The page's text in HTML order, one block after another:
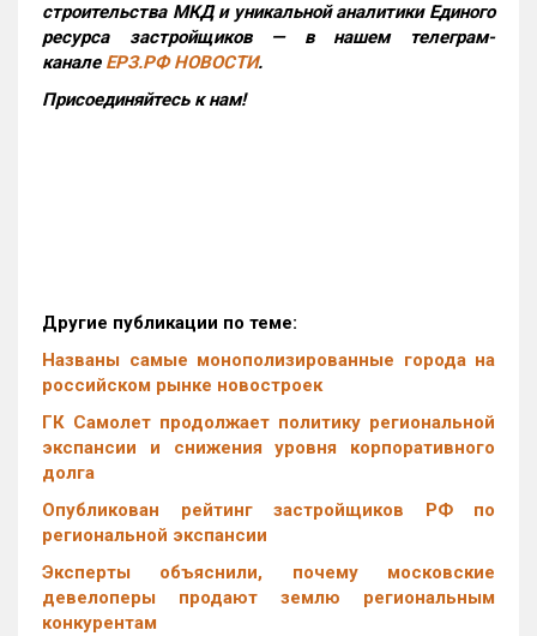
строительства МКД и уникальной аналитики Единого
ресурса застройщиков — в нашем телеграм-
канале ЕРЗ.РФ НОВОСТИ.
Присоединяйтесь к нам!
Другие публикации по теме:
Названы самые монополизированные города на
российском рынке новостроек
ГК Самолет продолжает политику региональной
экспансии и снижения уровня корпоративного
долга
Опубликован рейтинг застройщиков РФ по
региональной экспансии
Эксперты объяснили, почему московские
девелоперы продают землю региональным
конкурентам